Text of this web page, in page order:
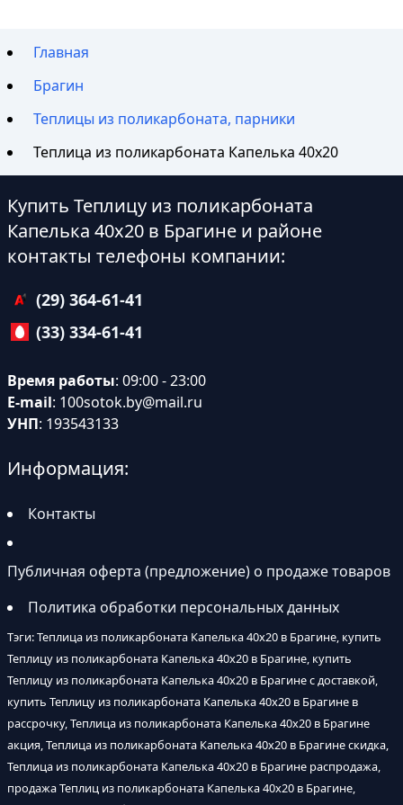
Главная
Брагин
Теплицы из поликарбоната, парники
Теплица из поликарбоната Капелька 40х20
Купить Теплицу из поликарбоната
Капелька 40х20 в Брагине и районе
контакты телефоны компании:
(29) 364-61-41
(33) 334-61-41
Время работы: 09:00 - 23:00
E-mail: 100sotok.by@mail.ru
УНП: 193543133
Информация:
Контакты
Публичная оферта (предложение) о продаже товаров
Политика обработки персональных данных
Тэги: Теплица из поликарбоната Капелька 40х20 в Брагине, купить
Теплицу из поликарбоната Капелька 40х20 в Брагине, купить
Теплицу из поликарбоната Капелька 40х20 в Брагине с доставкой,
купить Теплицу из поликарбоната Капелька 40х20 в Брагине в
рассрочку, Теплица из поликарбоната Капелька 40х20 в Брагине
акция, Теплица из поликарбоната Капелька 40х20 в Брагине скидка,
Теплица из поликарбоната Капелька 40х20 в Брагине распродажа,
продажа Теплиц из поликарбоната Капелька 40х20 в Брагине,